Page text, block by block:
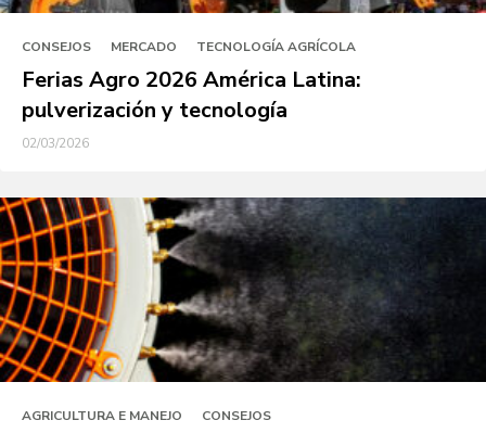
CONSEJOS MERCADO TECNOLOGÍA AGRÍCOLA
Ferias Agro 2026 América Latina:
pulverización y tecnología
02/03/2026
AGRICULTURA E MANEJO CONSEJOS